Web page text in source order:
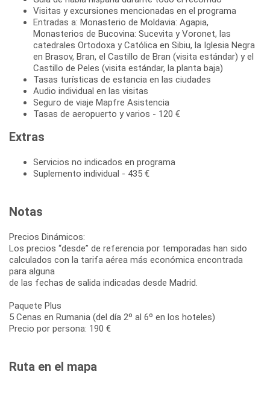
Visitas y excursiones mencionadas en el programa
Entradas a: Monasterio de Moldavia: Agapia,
Monasterios de Bucovina: Sucevita y Voronet, las
catedrales Ortodoxa y Católica en Sibiu, la Iglesia Negra
en Brasov, Bran, el Castillo de Bran (visita estándar) y el
Castillo de Peles (visita estándar, la planta baja)
Tasas turísticas de estancia en las ciudades
Audio individual en las visitas
Seguro de viaje Mapfre Asistencia
Tasas de aeropuerto y varios - 120 €
Extras
Servicios no indicados en programa
Suplemento individual - 435 €
Notas
Precios Dinámicos:
Los precios “desde” de referencia por temporadas han sido
calculados con la tarifa aérea más económica encontrada
para alguna
de las fechas de salida indicadas desde Madrid.
Paquete Plus
5 Cenas en Rumania (del día 2º al 6º en los hoteles)
Precio por persona: 190 €
Ruta en el mapa